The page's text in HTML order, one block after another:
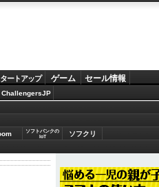
ートアップ ゲーム セール情報
ChallengersJP
ソフトバンクの
IoT
ソフクリ